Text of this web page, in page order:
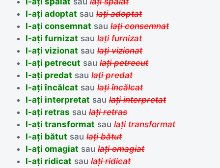
l-ați adoptat saulați adoptat
l-ați consemnat saulați consemnat
l-ați furnizat saulați furnizat
l-ați vizionat saulați vizionat
l-ați petrecut saulați petrecut
l-ați predat saulați predat
l-ați încălcat saulați încălcat
l-ați interpretat saulați interpretat
l-ați retras saulați retras
l-ați transformat saulați transformat
l-ați bătut saulați bătut
l-ați omagiat saulați omagiat
l-ați ridicat saulați ridicat